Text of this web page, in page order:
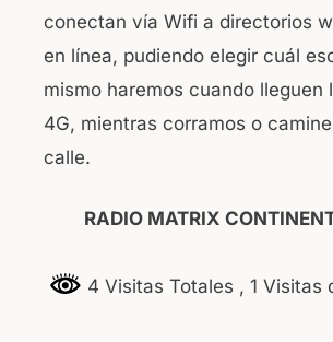
conectan vía Wifi a directorios
en línea, pudiendo elegir cuál
mismo haremos cuando lleguen
4G, mientras corramos o
calle.
RADIO MATRIX
4 Visitas Totales , 1 Visitas